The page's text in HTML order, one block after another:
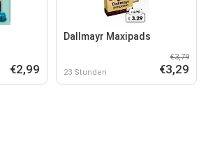
€2,99
Dallmayr Maxipads
23 Stunden
€3,79
€3,29